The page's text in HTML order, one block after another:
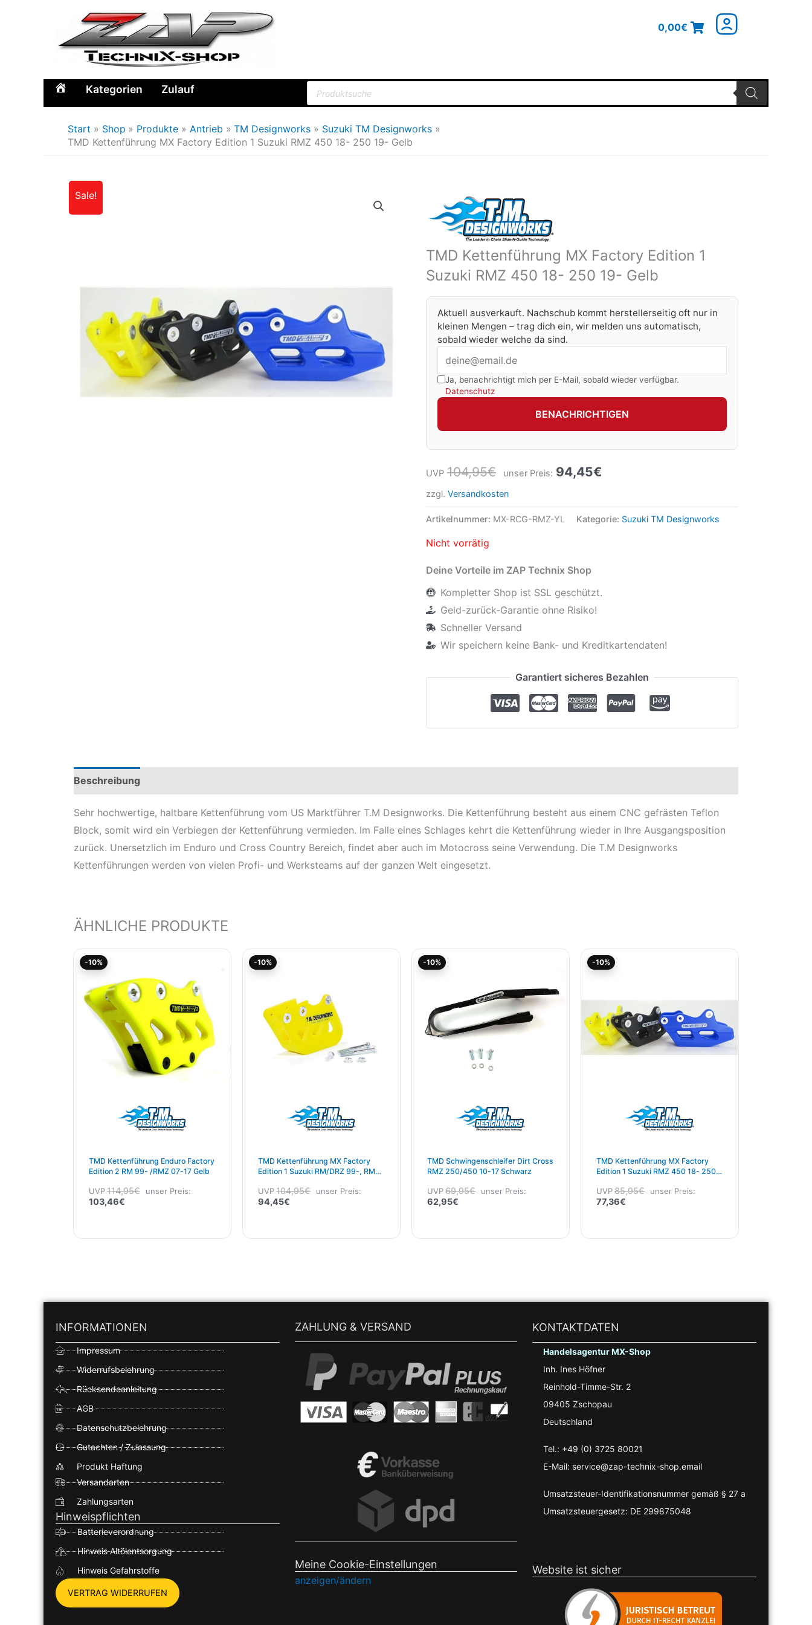
0,00€
Home Kategorien Zulauf
Products
search
Start Shop Produkte Antrieb TM Designworks
Suzuki TM Designworks
TMD Kettenführung MX Factory Edition 1 Suzuki RMZ 450 18- 250 19- Gelb
Sale!
TMD Kettenführung MX Factory Edition 1
Suzuki RMZ 450 18- 250 19- Gelb
Aktuell ausverkauft. Nachschub kommt herstellerseitig oft nur in
kleinen Mengen – trag dich ein, wir melden uns automatisch,
sobald wieder welche da sind.
Ja, benachrichtigt mich per E-Mail, sobald wieder verfügbar.
Datenschutz
BENACHRICHTIGEN
UVP 104,95€
Ursprünglicher
Preis
war:
104,95€
unser Preis: 94,45€
94,45€.
zzgl. Versandkosten
Artikelnummer: MX-RCG-RMZ-YL Kategorie: Suzuki TM Designworks
Nicht vorrätig
Deine Vorteile im ZAP Technix Shop
Kompletter Shop ist SSL geschützt.
Geld-zurück-Garantie ohne Risiko!
Schneller Versand
Wir speichern keine Bank- und Kreditkartendaten!
Garantiert sicheres Bezahlen
Beschreibung
Sehr hochwertige, haltbare Kettenführung vom US Marktführer T.M Designworks. Die Kettenführung besteht aus einem CNC gefrästen Teflon
Block, somit wird ein Verbiegen der Kettenführung vermieden. Im Falle eines Schlages kehrt die Kettenführung wieder in Ihre Ausgangsposition
zurück. Unersetzlich im Enduro und Cross Country Bereich, findet aber auch im Motocross seine Verwendung. Die T.M Designworks
Kettenführungen werden von vielen Profi- und Werksteams auf der ganzen Welt eingesetzt.
ÄHNLICHE PRODUKTE
-10%
TMD Kettenführung Enduro Factory
Edition 2 RM 99- /RMZ 07-17 Gelb
UVP114,95€
war:
114,95€
unser Preis:
103,46€
ist:
103,46€.
-10%
TMD Kettenführung MX Factory
Edition 1 Suzuki RM/DRZ 99-, RMZ
UVP104,95€ unser Preis:
94,45€
-10%
TMD Schwingenschleifer Dirt Cross
RMZ 250/450 10-17 Schwarz
UVP69,95€ unser Preis:
62,95€
-10%
TMD Kettenführung MX Factory
Edition 1 Suzuki RMZ 450 18- 250
UVP85,95€ unser Preis:
77,36€
INFORMATIONEN
Impressum
Widerrufsbelehrung
Rücksendeanleitung
AGB
Datenschutzbelehrung
Gutachten / Zulassung
Produkt Haftung
Versandarten
Zahlungsarten
Hinweispflichten
Batterieverordnung
Hinweis Altölentsorgung
Hinweis Gefahrstoffe
VERTRAG WIDERRUFEN
ZAHLUNG & VERSAND
Meine Cookie-Einstellungen
anzeigen/ändern
KONTAKTDATEN
Handelsagentur MX-Shop
Inh. Ines Höfner
Reinhold-Timme-Str. 2
09405 Zschopau
Deutschland
Tel.: +49 (0) 3725 80021
E-Mail: service@zap-technix-shop.email
Umsatzsteuer-Identifikationsnummer gemäß § 27 a
Umsatzsteuergesetz: DE 299875048
Website ist sicher